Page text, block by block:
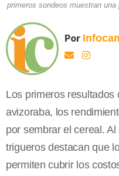
primeros sondeos muestran
Por
Los primeros resultados
avizoraba, los
por sembrar el cereal.
trigueros destacan que
permiten cubrir los